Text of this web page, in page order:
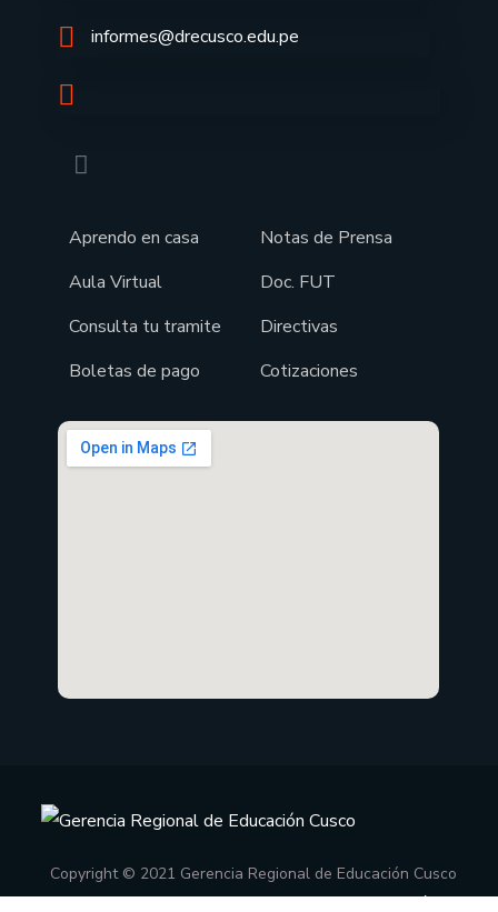
informes@drecusco.edu.pe
Aprendo en casa
Aula Virtual
Consulta tu tramite
Boletas de pago
Notas de Prensa
Doc. FUT
Directivas
Cotizaciones
Copyright © 2021 Gerencia Regional de Educación Cusco
Oficina de Informática.